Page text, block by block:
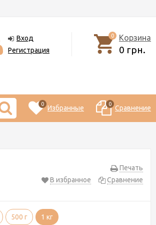
Вход
Регистрация
0 Корзина
0 грн.
0 Избранные 0 Сравнение
Печать
В избранное Сравнение
500 г 1 кг